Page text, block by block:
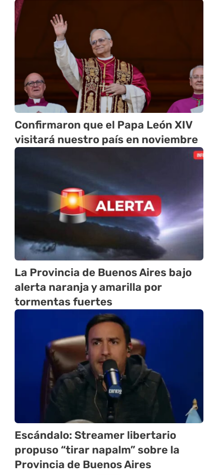
Confirmaron que el Papa León XIV
visitará nuestro país en noviembre
La Provincia de Buenos Aires bajo
alerta naranja y amarilla por
tormentas fuertes
Escándalo: Streamer libertario
propuso “tirar napalm” sobre la
Provincia de Buenos Aires